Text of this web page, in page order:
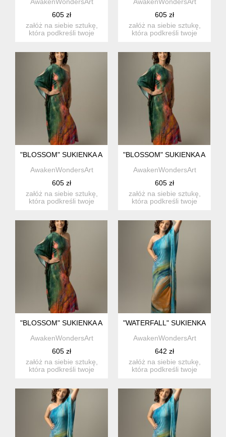
605 zł
załóż na siebie sztukę,
która podkreśli twoje
605 zł
załóż na siebie sztukę,
która podkreśli twoje
"BLOSSOM" SUKIENKA ASYMETRYCZNA Z BAMBUSA
AwakenWondersArt
605 zł
załóż na siebie sztukę,
która podkreśli twoje
"BLOSSOM" SUKIENKA
AwakenWondersArt
605 zł
załóż na siebie sztukę,
która podkreśli twoje
"BLOSSOM" SUKIENKA ASYMETRYCZNA Z BAMBUSA
AwakenWondersArt
605 zł
załóż na siebie sztukę,
która podkreśli twoje
"WATERFALL" SUKIENKA
AwakenWondersArt
642 zł
załóż na siebie sztukę,
która podkreśli twoje